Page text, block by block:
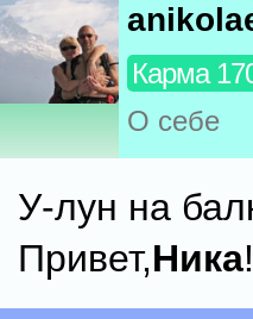
Карма
О себе
У-лун на
Привет,Ника!